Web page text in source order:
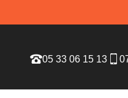
05 33 06 15 13